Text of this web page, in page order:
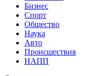
Бизнес
Спорт
Общество
Наука
Авто
Происшествия
НАПП